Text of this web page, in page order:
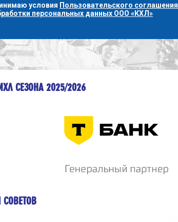
условия Пользовательского соглашения
персональных данных ООО «КХЛ»
СЕЗОНА 2025/2026